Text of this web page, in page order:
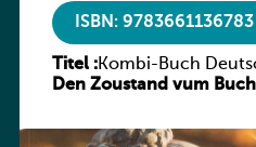
ISBN: 9783661136783
Titel :Kombi-Buch
Ausgabe
Den Zoustand vum